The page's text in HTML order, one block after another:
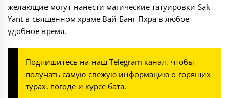
желающие могут нанести магические татуировки Sak
Yant в священном храме Вай Банг Пхра в любое
удобное время.
Подпишитесь на наш Telegram канал, чтобы
получать самую свежую информацию о горящих
турах, погоде и курсе бата.